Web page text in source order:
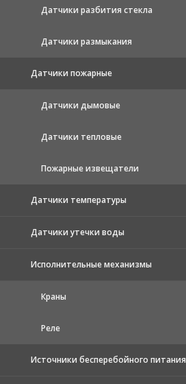
Датчики разбития стекла
Датчики размыкания
Датчики пожарные
Датчики дымовые
Датчики тепловые
Пожарные извещатели
Датчики температуры
Датчики утечки воды
Исполнительные механизмы
Краны
Реле
Источники бесперебойного питания